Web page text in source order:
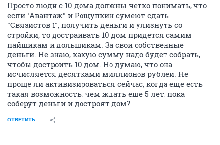
Просто люди с 10 дома должны четко понимать, что
если "Авантаж" и Рощупкин сумеют сдать
"Связистов 1", получить деньги и улизнуть со
стройки, то достраивать 10 дом придется самим
пайщикам и дольщикам. За свои собственные
деньги. Не знаю, какую сумму надо будет собрать,
чтобы достроить 10 дом. Но думаю, что она
исчисляется десятками миллионов рублей. Не
проще ли активизироваться сейчас, когда еще есть
такая возможность, чем ждать еще 5 лет, пока
соберут деньги и достроят дом?
ОТВЕТИТЬ